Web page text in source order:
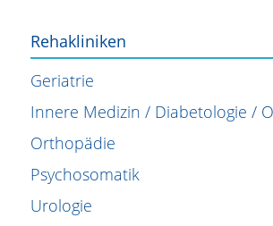
Rehakliniken
Geriatrie
Innere Medizin / Diabetologie /
Orthopädie
Psychosomatik
Urologie